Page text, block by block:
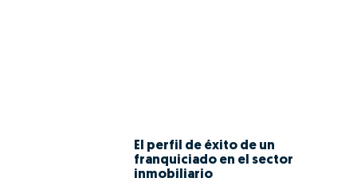
El perfil de éxito de un
franquiciado en el sector
inmobiliario